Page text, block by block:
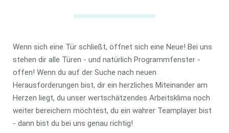
Wenn sich eine Tür schließt, öffnet sich eine Neue! Bei uns
stehen dir alle Türen - und natürlich Programmfenster -
offen! Wenn du auf der Suche nach neuen
Herausforderungen bist, dir ein herzliches Miteinander am
Herzen liegt, du unser wertschätzendes Arbeitsklima noch
weiter bereichern möchtest, du ein wahrer Teamplayer bist
- dann bist du bei uns genau richtig!